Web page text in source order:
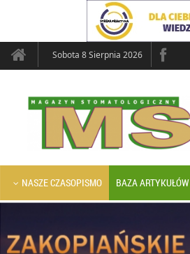
Sobota 8 Sierpnia 2026
NASZE CZASOPISMO BAZA ARTYKUŁÓW